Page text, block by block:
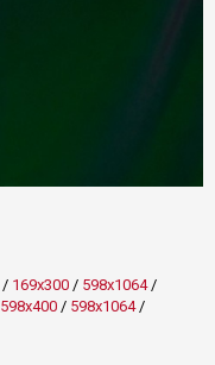
/ 169x300 / 598x1064/
598x400 / 598x1064/